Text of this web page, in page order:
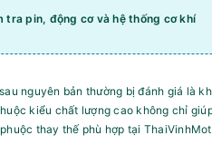
tra pin, động cơ và hệ thống cơ khí
nguyên bản thường bị đánh giá là
kiểu chất lượng cao không chỉ
thay thế phù hợp tại